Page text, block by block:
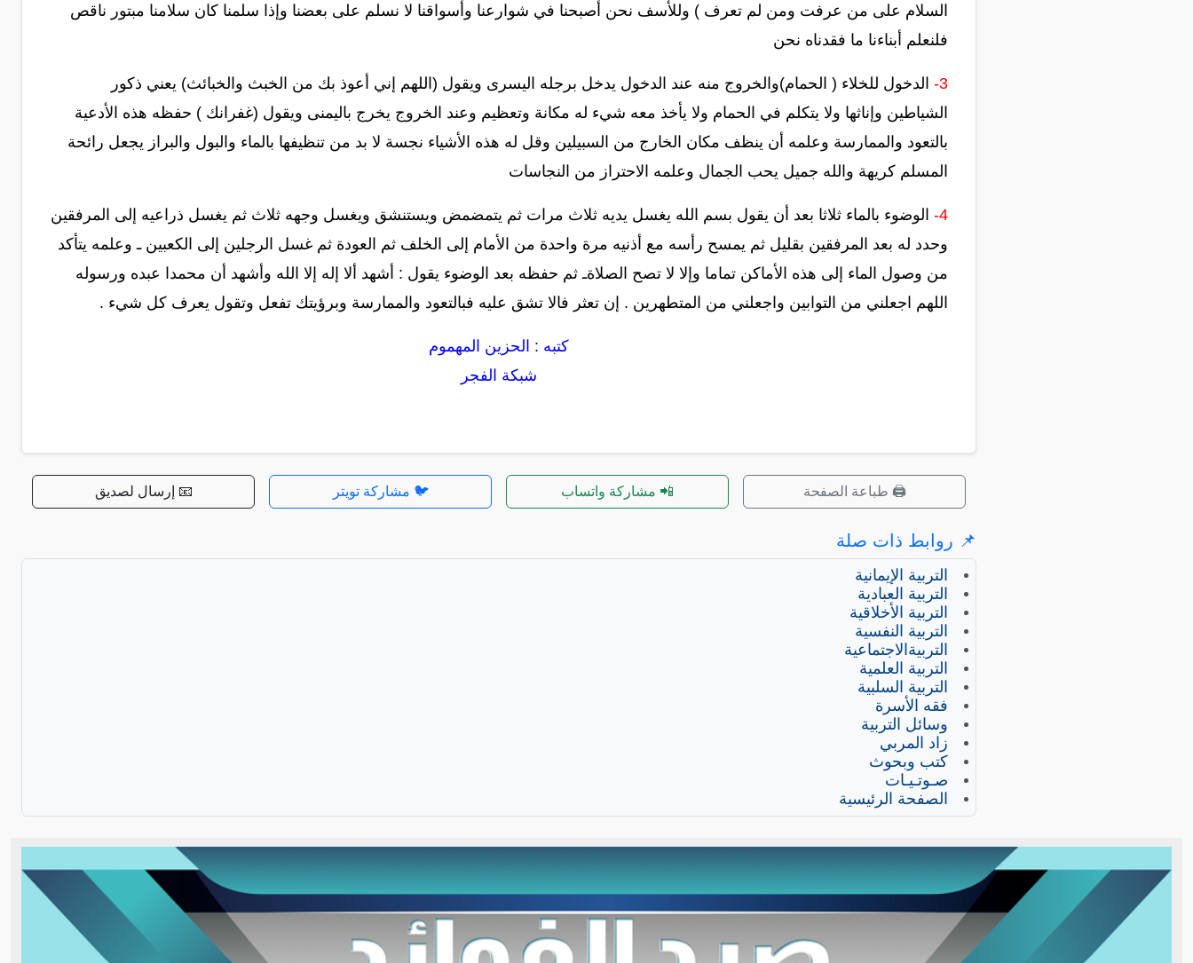
السلام على من عرفت ومن لم تعرف ) وللأسف نحن أصبحنا في شوارعنا وأسواقنا لا نسلم على بعضنا وإذا سلمنا كان سلامنا مبتور ناقص
فلنعلم أبناءنا ما فقدناه نحن
3- الدخول للخلاء ( الحمام)والخروج منه عند الدخول يدخل برجله اليسرى ويقول (اللهم إني أعوذ بك من الخبث والخبائث) يعني ذكور
الشياطين وإناثها ولا يتكلم في الحمام ولا يأخذ معه شيء له مكانة وتعظيم وعند الخروج يخرج باليمنى ويقول (غفرانك ) حفظه هذه الأدعية
بالتعود والممارسة وعلمه أن ينظف مكان الخارج من السبيلين وقل له هذه الأشياء نجسة لا بد من تنظيفها بالماء والبول والبراز يجعل رائحة
المسلم كريهة والله جميل يحب الجمال وعلمه الاحتراز من النجاسات
4- الوضوء بالماء ثلاثا بعد أن يقول بسم الله يغسل يديه ثلاث مرات ثم يتمضمض ويستنشق ويغسل وجهه ثلاث ثم يغسل ذراعيه إلى المرفقين
وحدد له بعد المرفقين بقليل ثم يمسح رأسه مع أذنيه مرة واحدة من الأمام إلى الخلف ثم العودة ثم غسل الرجلين إلى الكعبين ـ وعلمه يتأكد
من وصول الماء إلى هذه الأماكن تماما وإلا لا تصح الصلاةـ ثم حفظه بعد الوضوء يقول : أشهد ألا إله إلا الله وأشهد أن محمدا عبده ورسوله
اللهم اجعلني من التوابين واجعلني من المتطهرين . إن تعثر فالا تشق عليه فبالتعود والممارسة وبرؤيتك تفعل وتقول يعرف كل شيء .
كتبه : الحزين المهموم
شبكة الفجر
🖨️ طباعة الصفحة 📲 مشاركة واتساب 🐦 مشاركة تويتر 📧 إرسال لصديق
📌 روابط ذات صلة
التربية الإيمانية
التربية العبادية
التربية الأخلاقية
التربية النفسية
التربيةالاجتماعية
التربية العلمية
التربية السلبية
فقه الأسرة
وسائل التربية
زاد المربي
كتب وبحوث
صـوتـيـات
الصفحة الرئيسية